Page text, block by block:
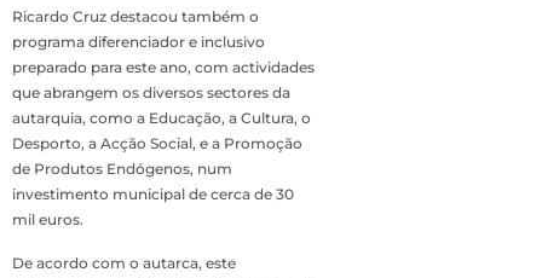
Ricardo Cruz destacou também o
programa diferenciador e inclusivo
preparado para este ano, com actividades
que abrangem os diversos sectores da
autarquia, como a Educação, a Cultura, o
Desporto, a Acção Social, e a Promoção
de Produtos Endógenos, num
investimento municipal de cerca de 30
mil euros.
De acordo com o autarca, este